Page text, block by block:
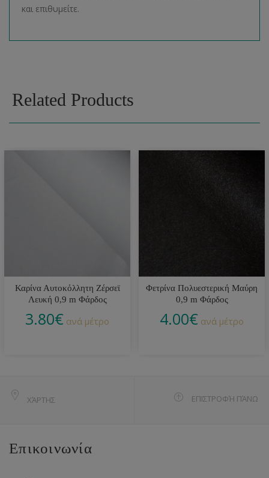
και επιθυμείτε.
Related Products
Καρίνα Αυτοκόλλητη Ζέρσεϊ
Λευκή 0,9 m Φάρδος
3.80€ ανά μέτρο
Φετρίνα Πολυεστερική Μαύρη
0,9 m Φάρδος
4.00€ ανά μέτρο
ΧΆΡΤΗΣ ΕΠΙΣΤΡΟΦΉ ΠΆΝΩ
Επικοινωνία